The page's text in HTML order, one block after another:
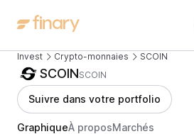
Invest Crypto-monnaies SCOIN
SCOINSCOIN
Suivre dans votre portfolio
GraphiqueÀ proposMarchés